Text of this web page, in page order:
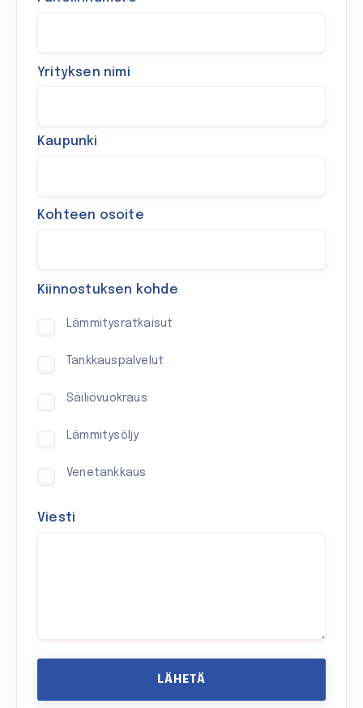
Yrityksen nimi
Kaupunki
Kohteen osoite
Kiinnostuksen kohde
Lämmitysratkaisut
Tankkauspalvelut
Säiliövuokraus
Lämmitysöljy
Venetankkaus
Viesti